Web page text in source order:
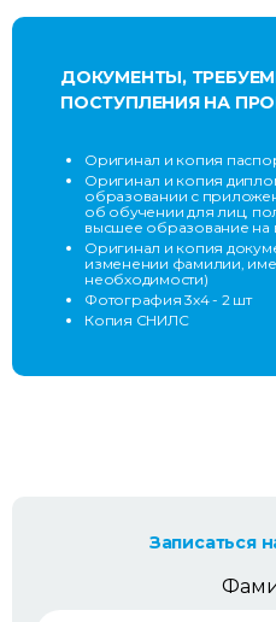
ДОКУМЕНТЫ,
ПОСТУПЛЕНИЯ НА
Оригинал и копия
Оригинал и копия
образовании с
об обучении для лиц,
высшее образование на
Оригинал и копия
изменении фамилии,
необходимости)
Фотография 3х4 - 2 шт
Копия СНИЛС
Записаться